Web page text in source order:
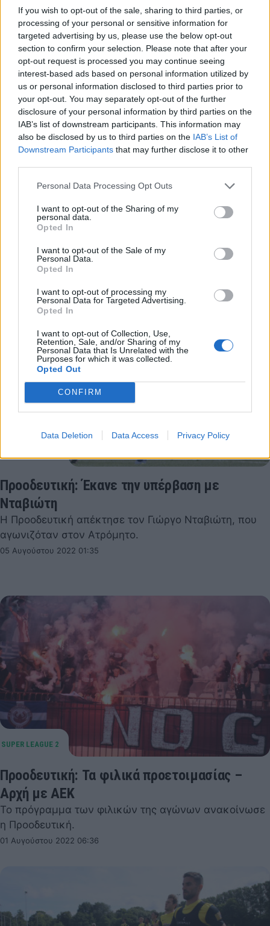
If you wish to opt-out of the sale, sharing to third parties, or
processing of your personal or sensitive information for
targeted advertising by us, please use the below opt-out
section to confirm your selection. Please note that after your
opt-out request is processed you may continue seeing
interest-based ads based on personal information utilized by
us or personal information disclosed to third parties prior to
your opt-out. You may separately opt-out of the further
disclosure of your personal information by third parties on the
IAB’s list of downstream participants. This information may
also be disclosed by us to third parties on the IAB’s List of
Downstream Participants that may further disclose it to other
Personal Data Processing Opt Outs
I want to opt-out of the Sharing of my
personal data.
Opted In
I want to opt-out of the Sale of my
Personal Data.
Opted In
I want to opt-out of processing my
Personal Data for Targeted Advertising.
Opted In
I want to opt-out of Collection, Use,
Retention, Sale, and/or Sharing of my
Personal Data that Is Unrelated with the
Purposes for which it was collected.
Opted Out
CONFIRM
Data Deletion Data Access Privacy Policy
Προοδευτική: Τα εισιτήρια διαρκείας για την
SL2 – «Να ζήσουμε το όνειρο της
επιστροφής»
Από τη Δευτέρα αρχίζει η προεγγραφή για τα εισιτήρια
διαρκείας της Προοδευτικής.
Προοδευτική: Έκανε την υπέρβαση με
Νταβιώτη
Η Προοδευτική απέκτησε τον Γιώργο Νταβιώτη, που
αγωνιζόταν στον Ατρόμητο.
05 Αυγούστου 2022 01:35
Προοδευτική: Τα φιλικά προετοιμασίας –
Αρχή με ΑΕΚ
Το πρόγραμμα των φιλικών της αγώνων ανακοίνωσε
η Προοδευτική.
01 Αυγούστου 2022 06:36